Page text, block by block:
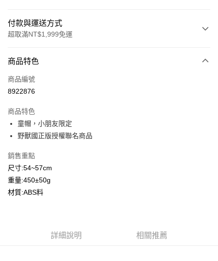
付款與運送方式
超取滿NT$1,999免運
信用卡一次付款
信用卡分期付款
合作金庫商業銀行
華南商業銀行
上海商業儲蓄銀行
臺灣中小企業銀行
匯豐（台灣）商業銀行
聯邦商業銀行
元大商業銀行
超商取貨付款
LINE Pay
Apple Pay
街口支付
悠遊付
商品特色
商品編號
8922876
商品特色
童帽，小朋友限定
野獸國正版授權聯名商品
銷售重點
尺寸:54~57cm
重量:450±50g
材質:ABS料
詳細說明 相關推薦